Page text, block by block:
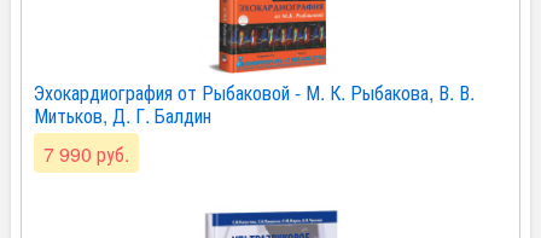
Эхокардиография от Рыбаковой - М. К. Рыбакова, В. В.
Митьков, Д. Г. Балдин
7 990 руб.